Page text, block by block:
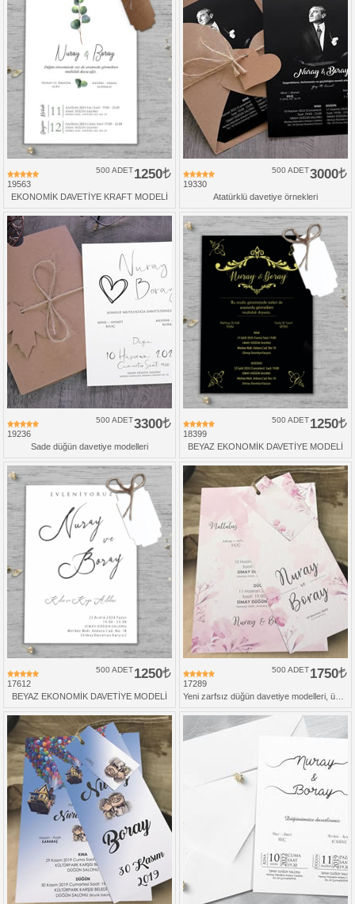
19563
1250
500 ADET
EKONOMİK DAVETİYE KRAFT MODELİ
19330
3000
500 ADET
Atatürklü davetiye örnekleri
19236
3300
500 ADET
Sade düğün davetiye modelleri
18399
1250
500 ADET
BEYAZ EKONOMİK DAVETİYE MODELİ
17612
1250
500 ADET
BEYAZ EKONOMİK DAVETİYE MODELİ
17289
1750
500 ADET